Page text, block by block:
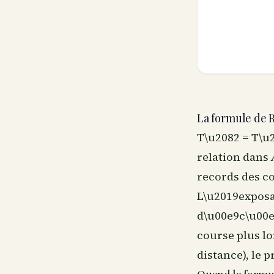
La formule de
T\u2082 =
relation dans
records des
course plus
distance), le